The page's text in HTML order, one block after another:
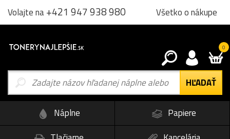
Volajte na+421 947 938 980 Všetko o nákupe
0
Náplne
Papiere